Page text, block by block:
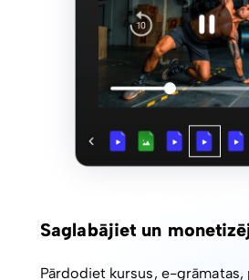
Saglabājiet un
Pārdodiet kursus, e-grāmatas,